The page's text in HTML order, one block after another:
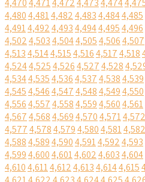
4,4704,4714,4724,4734,474
4,4804,4814,4824,4834,4844,485
4,4914,4924,4934,4944,4954,496
4,5024,5034,5044,5054,5064,507
4,5134,5144,5154,5164,5174,518
4,5244,5254,5264,5274,528
4,5344,5354,5364,5374,5384,539
4,5454,5464,5474,5484,5494,550
4,5564,5574,5584,5594,5604,561
4,5674,5684,5694,5704,5714,572
4,5774,5784,5794,5804,5814,582
4,5884,5894,5904,5914,5924,593
4,5994,6004,6014,6024,6034,604
4,6104,6114,6124,6134,6144,615